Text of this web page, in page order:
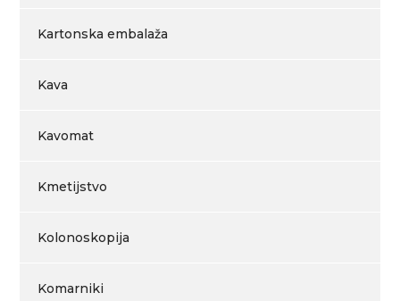
Kartonska embalaža
Kava
Kavomat
Kmetijstvo
Kolonoskopija
Komarniki